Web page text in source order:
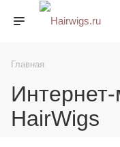
Главная
HairWigs